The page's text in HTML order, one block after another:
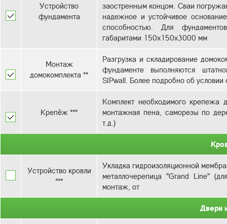
Устройство
фундамента
заостренным концом. Сваи
надежное и устойчивое
способностью. Для
Монтаж
домокомплекта **
Разгрузка и складирование
фундаменте выполняются
SIPwall. Более подробно об
Крепёж ***
Комплект необходимого крепежа
монтажная пена, саморезы по
т.д.)
Устройство кровли
***
Укладка гидроизоляционной
металлочерепица "Grand Line"
монтаж, от
Двери